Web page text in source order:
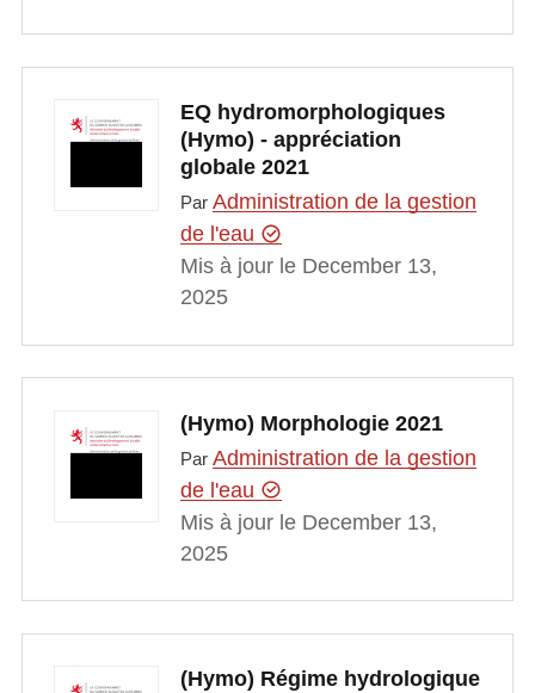
EQ hydromorphologiques
(Hymo) - appréciation
globale 2021
Par Administration de la gestion
de l'eau
Mis à jour le December 13,
2025
(Hymo) Morphologie 2021
Par Administration de la gestion
de l'eau
Mis à jour le December 13,
2025
(Hymo) Régime hydrologique